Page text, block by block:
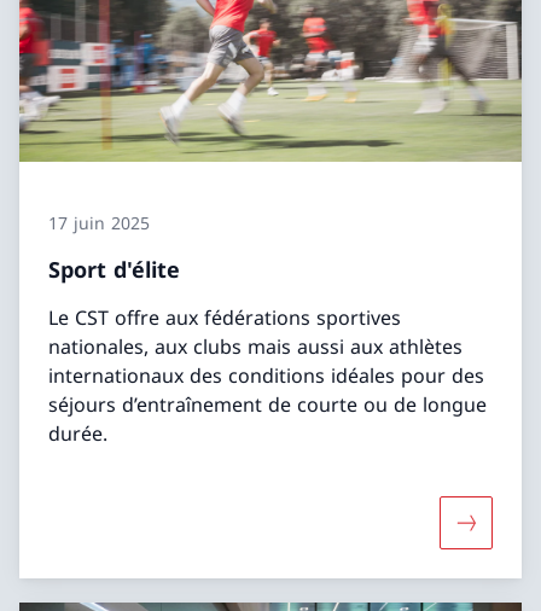
17 juin 2025
Sport d'élite
Le CST offre aux fédérations sportives
nationales, aux clubs mais aussi aux athlètes
internationaux des conditions idéales pour des
séjours d’entraînement de courte ou de longue
durée.